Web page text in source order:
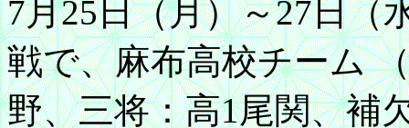
7月25日（月）～27日（
戦で、麻布高校チーム
野、三将：高1尾関、補